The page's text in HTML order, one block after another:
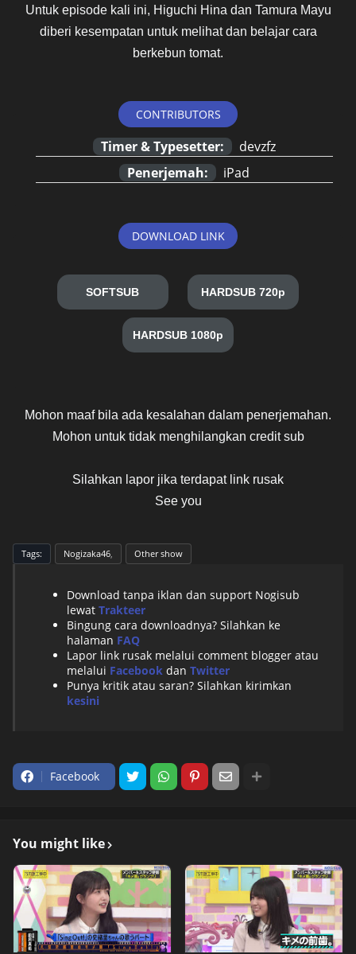
Untuk episode kali ini, Higuchi Hina dan Tamura Mayu
diberi kesempatan untuk melihat dan belajar cara
berkebun tomat.
CONTRIBUTORS
Timer & Typesetter:
devzfz
Penerjemah:
iPad
DOWNLOAD LINK
SOFTSUB HARDSUB 720p
HARDSUB 1080p
Mohon maaf bila ada kesalahan dalam penerjemahan.
Mohon untuk tidak menghilangkan credit sub
Silahkan lapor jika terdapat link rusak
See you
Tags: Nogizaka46 Other show
Download tanpa iklan dan support Nogisub
lewat Trakteer
Bingung cara downloadnya? Silahkan ke
halaman FAQ
Lapor link rusak melalui comment blogger atau
melalui Facebook dan Twitter
Punya kritik atau saran? Silahkan kirimkan
kesini
Facebook
You might like